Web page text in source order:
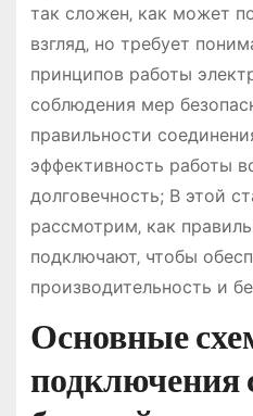
так сложен‚ как может
взгляд‚ но требует
принципов работы
соблюдения мер
правильности
эффективность работы
долговечность; В этой
рассмотрим‚ как
подключают‚ чтобы
производительность и
Основные
подключения